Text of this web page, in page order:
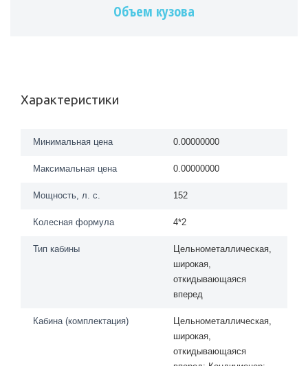
Объем кузова
Характеристики
Минимальная цена 0.00000000
Максимальная цена 0.00000000
Мощность, л. с. 152
Колесная формула 4*2
Тип кабины
Цельнометаллическая,
широкая,
откидывающаяся
вперед
Кабина (комплектация)
Цельнометаллическая,
широкая,
откидывающаяся